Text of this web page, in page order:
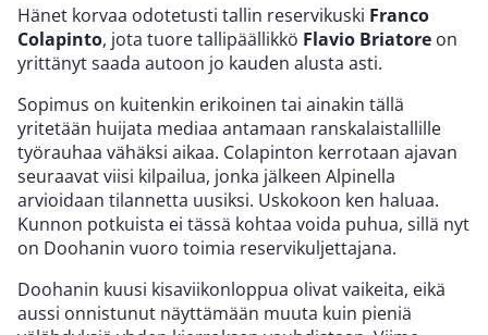
Hänet korvaa odotetusti tallin reservikuski Franco
Colapinto, jota tuore tallipäällikkö Flavio Briatore on
yrittänyt saada autoon jo kauden alusta asti.
Sopimus on kuitenkin erikoinen tai ainakin tällä
yritetään huijata mediaa antamaan ranskalaistallille
työrauhaa vähäksi aikaa. Colapinton kerrotaan ajavan
seuraavat viisi kilpailua, jonka jälkeen Alpinella
arvioidaan tilannetta uusiksi. Uskokoon ken haluaa.
Kunnon potkuista ei tässä kohtaa voida puhua, sillä nyt
on Doohanin vuoro toimia reservikuljettajana.
Doohanin kuusi kisaviikonloppua olivat vaikeita, eikä
aussi onnistunut näyttämään muuta kuin pieniä